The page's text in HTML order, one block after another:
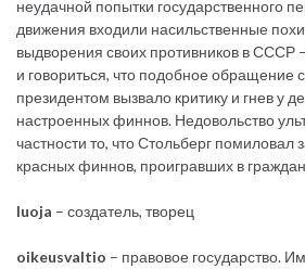
неудачной попытки государственного
движения входили насильственные
выдворения своих противников в СССР –
и говориться, что подобное
президентом вызвало критику и гнев у
настроенных финнов. Недовольство
частности то, что Стольберг
красных финнов, проигравших в
luoja – создатель, творец
oikeusvaltio – правовое государство.